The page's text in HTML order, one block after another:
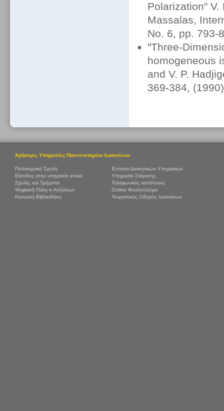
Polarization" V.
Massalas,
No. 6, pp. 793-
"Three-
homogeneous
and V. P.
369-384, (1990)